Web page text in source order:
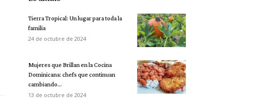
Tierra Tropical: Un lugar para toda la
familia
24 de octubre de 2024
Mujeres que Brillan en la Cocina
Dominicana: chefs que continuan
cambiando...
13 de octubre de 2024